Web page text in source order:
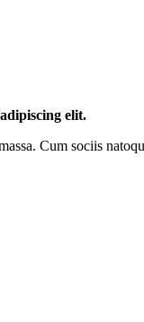
elit.
Cum sociis